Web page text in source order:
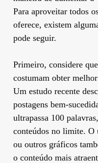
Para aproveitar todos
oferece, existem
pode seguir.
Primeiro, considere
costumam obter
Um estudo recente
postagens bem-
ultrapassa 100
conteúdos no limite. O
ou outros gráficos
o conteúdo mais